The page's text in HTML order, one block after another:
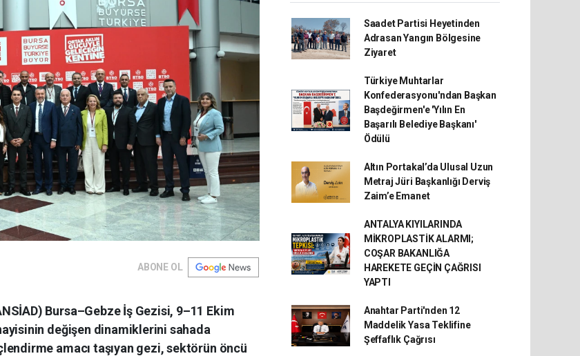
ABONE OL
Bursa–Gebze İş Gezisi, 9–11 Ekim
değişen dinamiklerini sahada
amacı taşıyan gezi, sektörün öncü
Saadet Partisi Heyetinden
Adrasan Yangın Bölgesine
Ziyaret
Türkiye Muhtarlar
Konfederasyonu'ndan Başkan
Başdeğirmen'e 'Yılın En
Başarılı Belediye Başkanı'
Ödülü
Altın Portakal’da Ulusal Uzun
Metraj Jüri Başkanlığı Derviş
Zaim’e Emanet
ANTALYA KIYILARINDA
MİKROPLASTİK ALARMI;
COŞAR BAKANLIĞA
HAREKETE GEÇİN ÇAĞRISI
YAPTI
Anahtar Parti'nden 12
Maddelik Yasa Teklifine
Şeffaflık Çağrısı